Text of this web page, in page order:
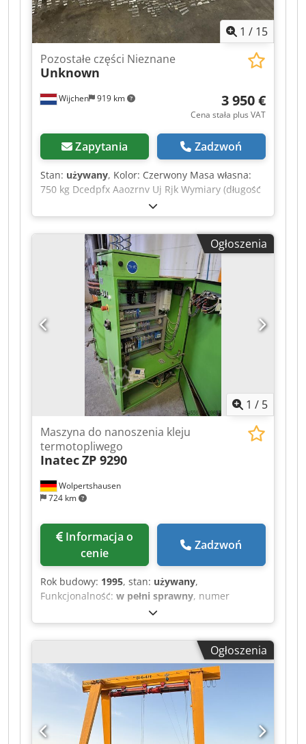
w rozliczenie są możliwe w dowolnym momencie
dla wszystkich produktów z zakresu przemysłu.
Yorick Diebels
1 / 15
Wijchen 919 km
Pozostałe części Nieznane
Unknown
3 950 €
Cena stała plus VAT
Zapytania Zadzwoń
Stan: używany, Kolor: Czerwony Masa własna:
750 kg Dcedpfx Aaozrnv Uj Rjk Wymiary (długość
x szerokość x wysokość): 120 x 80 x 7 cm -
Dokumentacja dostępna: Nie - Certyfikat CE: Nie
- Wymiary do transportu: 1200 mm x 800 mm x
75 mm (długość x szerokość x wysokość) - Masa
do transportu [kg]: 750 kg - Opakowania do
transportu [szt.]: 1 Informacje finansowe Podatek
VAT: Podana cena jest ceną netto, do której
należy doliczyć podatek VAT Podatek
VAT/podatek od wartości dodanej: Podatek VAT
odliczany dla przedsiębiorców Dostawa i
możliwość przyjęcia w rozliczenie są możliwe w
każdym momencie dla wszystkich produktów z
sektora przemysłowego Yorick Diebels
Ogłoszenia
1 / 5
Wolpertshausen
724 km
Maszyna do nanoszenia kleju
termotopliwego
InatecZP 9290
cenie
Zadzwoń
Rok budowy: 1995, stan: używany,
Funkcjonalność: w pełni sprawny, numer
, Maszyna do nakładania
kleju termotopliwego, typ ZP 9290 - Pojemność
zbiornika: 90 l - Moc grzewcza: 5,5 kW -
Wydajność topienia: 12 kg - Przyłącze
elektryczne: 400 V - Schemat elektryczny i
instrukcje obsługi/inne dokumenty znajdują się
w załączniku lub są dostępne. Dcsdjzrm Hlepfx
Aa Rjk Możliwość obejrzenia po wcześniejszym
uzgodnieniu terminu w 06502 Thale.
Ogłoszenia